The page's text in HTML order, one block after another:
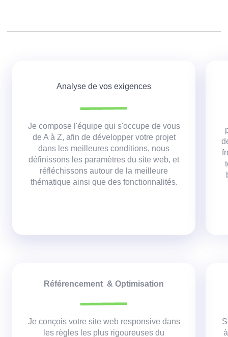
Analyse de vos exigences
Je compose l'équipe qui s'occupe de vous
de A à Z, afin de développer votre projet
dans les meilleures conditions, nous
définissons les paramètres du site web, et
réfléchissons autour de la meilleure
thématique ainsi que des fonctionnalités.
Référencement & Optimisation
Je conçois votre site web responsive dans
les règles les plus rigoureuses du